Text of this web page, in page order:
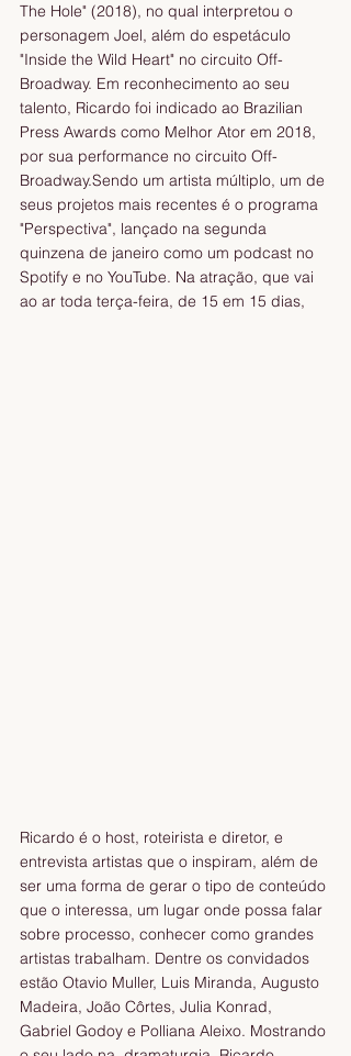
The Hole" (2018), no qual interpretou o
personagem Joel, além do espetáculo
"Inside the Wild Heart" no circuito Off-
Broadway. Em reconhecimento ao seu
talento, Ricardo foi indicado ao Brazilian
Press Awards como Melhor Ator em 2018,
por sua performance no circuito Off-
Broadway.Sendo um artista múltiplo, um de
seus projetos mais recentes é o programa
"Perspectiva", lançado na segunda
quinzena de janeiro como um podcast no
Spotify e no YouTube. Na atração, que vai
ao ar toda terça-feira, de 15 em 15 dias,
Ricardo é o host, roteirista e diretor, e
entrevista artistas que o inspiram, além de
ser uma forma de gerar o tipo de conteúdo
que o interessa, um lugar onde possa falar
sobre processo, conhecer como grandes
artistas trabalham. Dentre os convidados
estão Otavio Muller, Luis Miranda, Augusto
Madeira, João Côrtes, Julia Konrad,
Gabriel Godoy e Polliana Aleixo. Mostrando